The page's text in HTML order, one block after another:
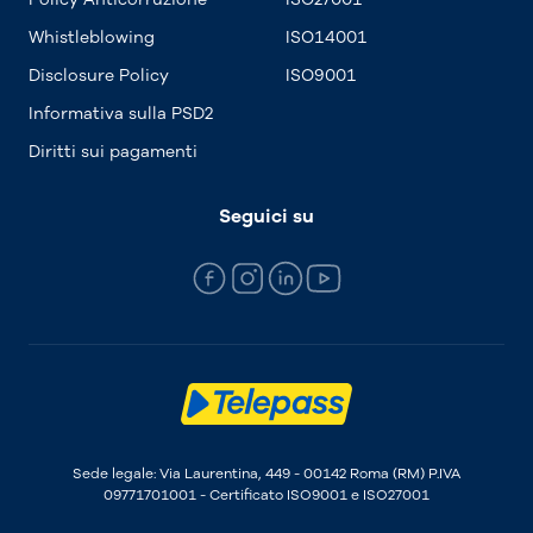
Whistleblowing
Disclosure Policy
Informativa sulla PSD2
Diritti sui pagamenti
ISO14001
ISO9001
Seguici su
Sede legale: Via Laurentina, 449 - 00142 Roma (RM) P.IVA
09771701001 - Certificato ISO9001 e ISO27001